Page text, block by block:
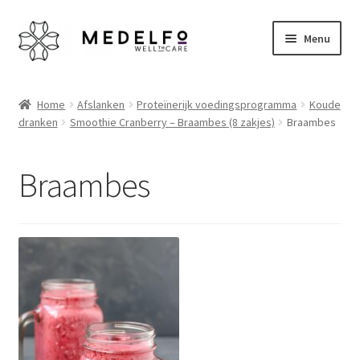
Ga
door
Ga
naar
Menu
Afrekenen
Disclaimer
Klantenservice
My account
Home Afslanken Proteïnerijk voedingsprogramma
Koude
dranken
Smoothie Cranberry – Braambes (8 zakjes) Braambes
Braambes